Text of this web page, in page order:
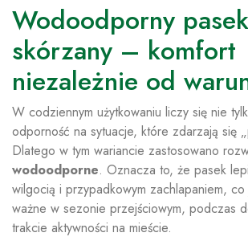
Wodoodporny pasek
skórzany – komfort
niezależnie od
W codziennym użytkowaniu liczy się nie
odporność na sytuacje, które zdarzają się
Dlatego w tym wariancie zastosowano
wodoodporne. Oznacza to, że pasek
wilgocią i przypadkowym zachlapaniem,
ważne w sezonie przejściowym, podczas
trakcie aktywności na mieście.